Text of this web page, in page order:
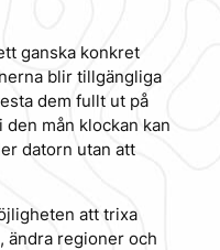
ganska konkret
blir tillgängliga
dem fullt ut på
den mån klockan kan
datorn utan att
att trixa
ändra regioner och